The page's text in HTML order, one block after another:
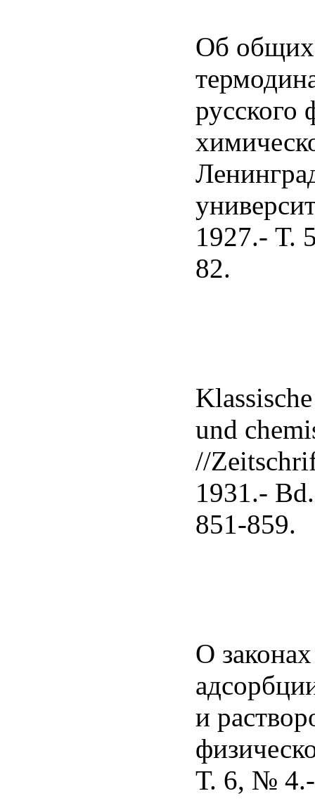
Об общих
русского
1927.- Т.
82.
und
//
1931.-
851-859.
О
и
Т. 6, №